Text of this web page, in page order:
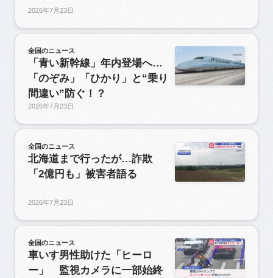
2026年7月23日
全国のニュース
「青い新幹線」年内登場へ…
「のぞみ」「ひかり」と“乗り
間違い”防ぐ！？
2026年7月23日
全国のニュース
北海道まで行ったが…詐欺
「2億円も」被害者語る
2026年7月23日
全国のニュース
車いす男性助けた「ヒーロ
ー」 監視カメラに一部始終